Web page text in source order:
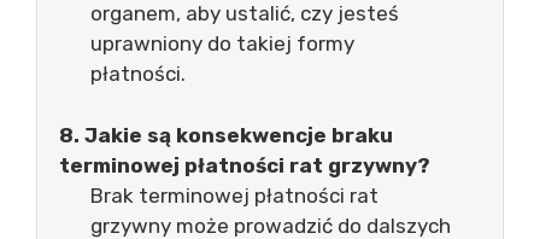
organem, aby ustalić, czy jesteś
uprawniony do takiej formy
płatności.
8. Jakie są konsekwencje braku
terminowej płatności rat grzywny?
Brak terminowej płatności rat
grzywny może prowadzić do dalszych